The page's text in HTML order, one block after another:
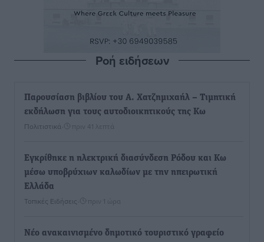
Ροή ειδήσεων
Παρουσίαση βιβλίου του Α. Χατζημιχαήλ – Τιμητική
εκδήλωση για τους αυτοδιοικητικούς της Κω
Πολιτιστικά πριν 41 λεπτά
Εγκρίθηκε η ηλεκτρική διασύνδεση Ρόδου και Κω
μέσω υποβρύχιων καλωδίων με την ηπειρωτική
Ελλάδα
Τοπικές Ειδήσεις πριν 1 ώρα
Νέο ανακαινισμένο δημοτικό τουριστικό γραφείο